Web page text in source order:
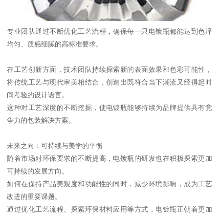
专业团队通过不断优化工艺流程，确保每一只电镀瓶都能达到色泽
均匀、质感细腻的高标准要求。
在工艺创新方面，技术团队持续探索新的表面效果和色彩可能性，
将传统工艺与现代审美相结合，创造出既符合当下潮流又经得起时
间考验的设计语言。
这种对工艺深度的不断挖掘，使电镀瓶能够持续为品牌提供具有竞
争力的包装解决方案。
未来之向：可持续与美学的平衡
随着市场对环保要求的不断提高，电镀瓶的研发也在积极探索更加
可持续的发展方向。
如何在保持产品美观度和功能性的同时，减少环境影响，成为工艺
改进的重要课题。
通过优化工艺流程、探索环保材料应用等方式，电镀瓶正朝着更加